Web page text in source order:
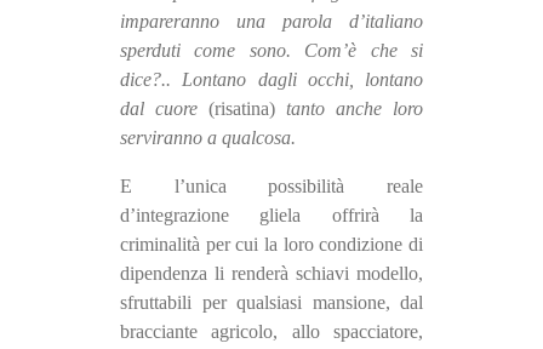
impareranno una parola d’italiano
sperduti come sono. Com’è che si
dice?.. Lontano dagli occhi, lontano
dal cuore (risatina) tanto anche loro
serviranno a qualcosa.
E l’unica possibilità reale
d’integrazione gliela offrirà la
criminalità per cui la loro condizione di
dipendenza li renderà schiavi modello,
sfruttabili per qualsiasi mansione, dal
bracciante agricolo, allo spacciatore,